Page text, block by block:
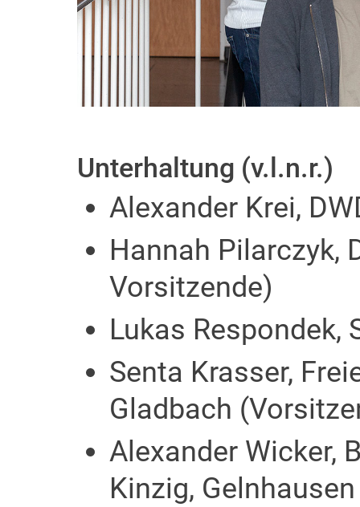
Unterhaltung (v.l.n.r.)
Alexander Krei,
Hannah Pilarczyk,
Vorsitzende)
Lukas Respondek,
Senta Krasser,
Gladbach
Alexander Wicker,
Kinzig, Gelnhausen